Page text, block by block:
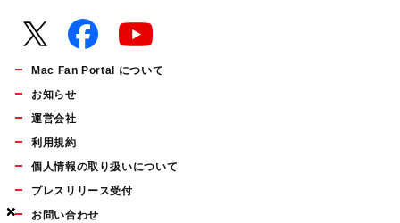
×
×
×
Mac Fan Portal について
お知らせ
運営会社
利用規約
個人情報の取り扱いについて
プレスリリース受付
お問い合わせ